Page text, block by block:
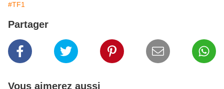
#TF1
Partager
Vous aimerez aussi